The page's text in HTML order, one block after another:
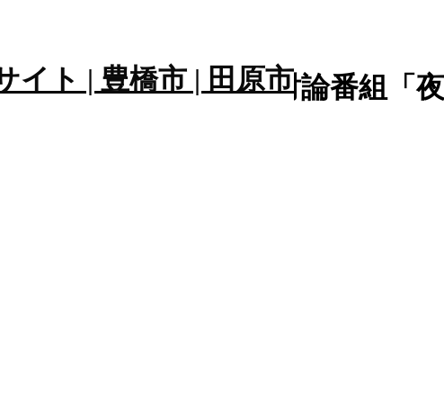
みのもんたさんの討論番組「
んの討論番組「夜バズ」
バズ」😊
れらについて議論しています😊
多くありました😊